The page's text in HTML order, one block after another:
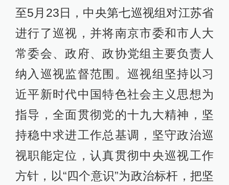
至5月23日，中央第七巡视组对江苏省
进行了巡视，并将南京市委和市人大
常委会、政府、政协党组主要负责人
纳入巡视监督范围。巡视组坚持以习
近平新时代中国特色社会主义思想为
指导，全面贯彻党的十九大精神，坚
持稳中求进工作总基调，坚守政治巡
视职能定位，认真贯彻中央巡视工作
方针，以“四个意识”为政治标杆，把坚